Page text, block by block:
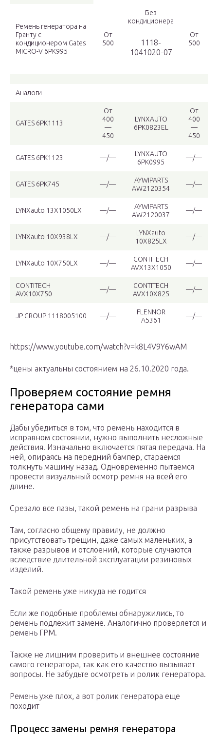
Ремень генератора на
Гранту c
кондиционером Gates
MICRO-V 6PK995
От
500
Без
кондиционера
1118-
1041020-07
От
500
Аналоги
GATES 6PK1113
От
400
—
450
LYNXAUTO
6PK0823EL
От
400
—
450
GATES 6PK1123 —/—
LYNXAUTO
6PK0995
—/—
GATES 6PK745 —/—
AYWIPARTS
AW2120354
—/—
LYNXauto 13X1050LX —/—
AYWIPARTS
AW2120037
—/—
LYNXauto 10X938LX —/—
LYNXauto
10X825LX
—/—
LYNXauto 10X750LX —/—
CONTITECH
AVX13X1050
—/—
CONTITECH
AVX10X750
—/—
CONTITECH
AVX10X825
—/—
JP GROUP 1118005100 —/—
FLENNOR
A5361
—/—
https://www.youtube.com/watch?v=k8L4V9Y6wAM
*цены актуальны состоянием на 26.10.2020 года.
Проверяем состояние ремня
генератора сами
Дабы убедиться в том, что ремень находится в
исправном состоянии, нужно выполнить несложные
действия. Изначально включается пятая передача. На
ней, опираясь на передний бампер, стараемся
толкнуть машину назад. Одновременно пытаемся
провести визуальный осмотр ремня на всей его
длине.
Срезало все пазы, такой ремень на грани разрыва
Там, согласно общему правилу, не должно
присутствовать трещин, даже самых маленьких, а
также разрывов и отслоений, которые случаются
вследствие длительной эксплуатации резиновых
изделий.
Такой ремень уже никуда не годится
Если же подобные проблемы обнаружились, то
ремень подлежит замене. Аналогично проверяется и
ремень ГРМ.
Также не лишним проверить и внешнее состояние
самого генератора, так как его качество вызывает
вопросы. Не забудьте осмотреть и ролик генератора.
Ремень уже плох, а вот ролик генератора еще
походит
Процесс замены ремня генератора